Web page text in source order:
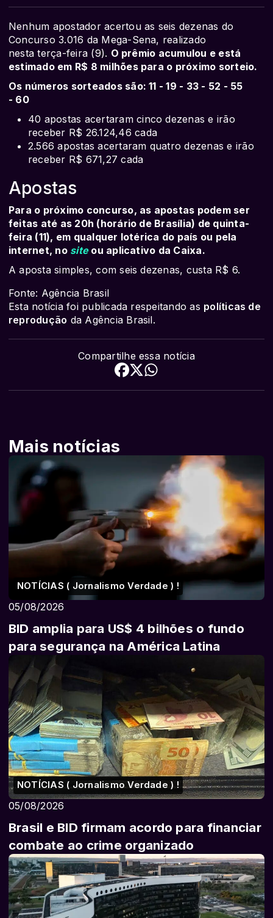
Nenhum apostador acertou as seis dezenas do
Concurso 3.016 da Mega-Sena, realizado
nesta terça-feira (9). O prêmio acumulou e está
estimado em R$ 8 milhões para o próximo sorteio.
Os números sorteados são: 11 - 19 - 33 - 52 - 55
- 60
40 apostas acertaram cinco dezenas e irão
receber R$ 26.124,46 cada
2.566 apostas acertaram quatro dezenas e irão
receber R$ 671,27 cada
Apostas
Para o próximo concurso, as apostas podem ser
feitas até as 20h (horário de Brasília) de quinta-
feira (11), em qualquer lotérica do país ou pela
internet, no siteou aplicativo da Caixa.
A aposta simples, com seis dezenas, custa R$ 6.
Fonte: Agência Brasil
Esta notícia foi publicada respeitando as políticas de
reprodução da Agência Brasil.
Compartilhe essa notícia
Mais notícias
NOTÍCIAS ( Jornalismo Verdade ) !
05/08/2026
BID amplia para US$ 4 bilhões o fundo
para segurança na América Latina
NOTÍCIAS ( Jornalismo Verdade ) !
05/08/2026
Brasil e BID firmam acordo para financiar
combate ao crime organizado